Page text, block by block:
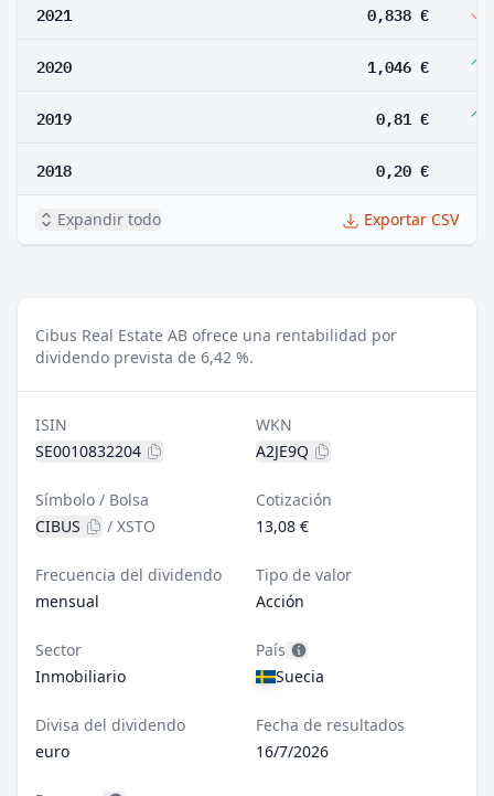
2021 0,838 €
2020 1,046 €
2019 0,81 €
2018 0,20 €
Expandir todo Exportar CSV
Cibus Real Estate AB ofrece una rentabilidad por
dividendo prevista de 6,42 %.
ISIN
SE0010832204
WKN
A2JE9Q
Símbolo / Bolsa
CIBUS
/ XSTO
Cotización
13,08 €
Frecuencia del dividendo
mensual
Tipo de valor
Acción
Sector
Inmobiliario
País
Suecia
Divisa del dividendo
euro
Fecha de resultados
16/7/2026